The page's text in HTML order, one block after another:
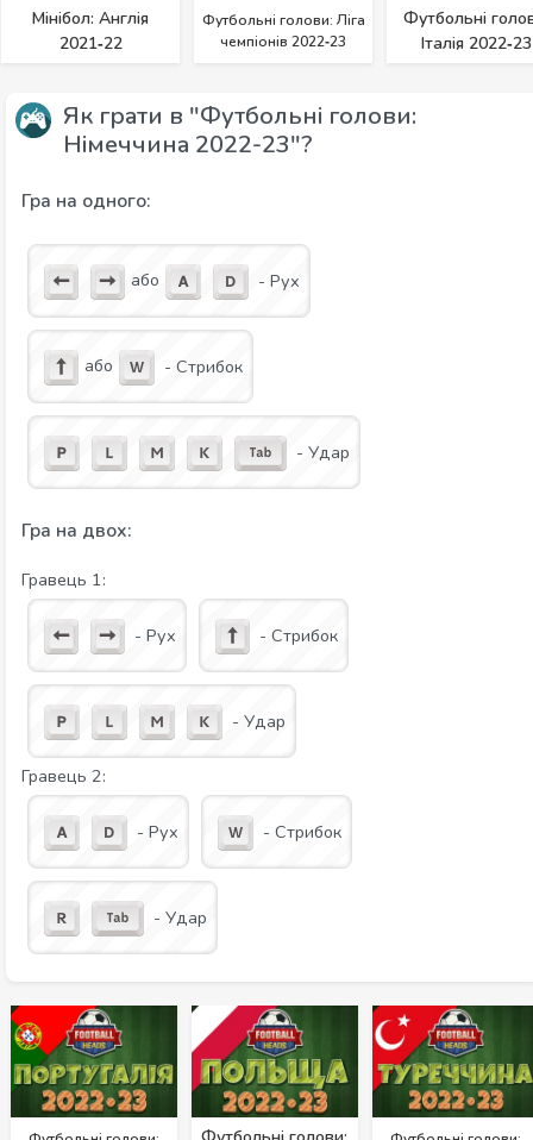
Мінібол: Англія
2021‑22
Футбольні голови: Ліга
чемпіонів 2022‑23
Футбольні
Італія 2022‑23
Як грати в "Футбольні голови:
Німеччина 2022-23"?
Гра на одного:
або - Рух
або - Стрибок
- Удар
Гра на двох:
Гравець 1:
- Рух - Стрибок
- Удар
Гравець 2:
- Рух - Стрибок
- Удар